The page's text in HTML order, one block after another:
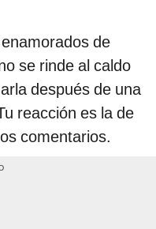
de
se rinde al caldo
después de una
reacción es la de
comentarios.